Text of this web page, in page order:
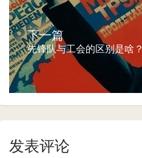
下一篇
先锋队与工会的区别是啥？
发表评论